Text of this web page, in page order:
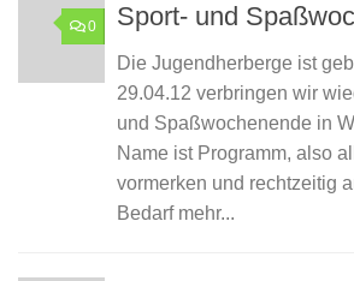
0 Sport- und
Die Jugendherberge ist
29.04.12 verbringen wir
und Spaßwochenende in
Name ist Programm, also
vormerken und rechtzeitig
Bedarf mehr...